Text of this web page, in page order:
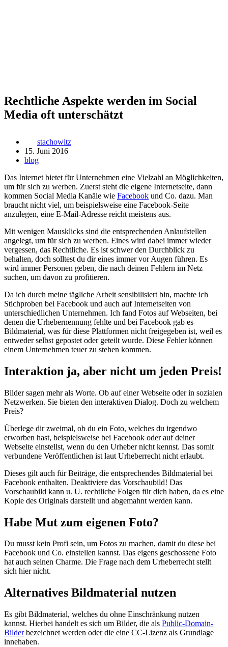
Rechtliche Aspekte werden im Social
Media oft unterschätzt
stachowitz
15. Juni 2016
blog
Das Internet bietet für Unternehmen eine Vielzahl an Möglichkeiten,
um für sich zu werben. Zuerst steht die eigene Internetseite, dann
kommen Social Media Kanäle wie Facebook und Co. dazu. Man
braucht nicht viel, um beispielsweise eine Facebook-Seite
anzulegen, eine E-Mail-Adresse reicht meistens aus.
Mit wenigen Mausklicks sind die entsprechenden Anlaufstellen
angelegt, um für sich zu werben. Eines wird dabei immer wieder
vergessen, das Rechtliche. Es ist schwer den Durchblick zu
behalten, doch solltest du dir eines immer vor Augen führen. Es
wird immer Personen geben, die nach deinen Fehlern im Netz
suchen, um davon zu profitieren.
Da ich durch meine tägliche Arbeit sensibilisiert bin, machte ich
Stichproben bei Facebook und auch auf Internetseiten von
unterschiedlichen Unternehmen. Ich fand Fotos auf Webseiten, bei
denen die Urhebernennung fehlte und bei Facebook gab es
Bildmaterial, was für diese Plattformen nicht freigegeben ist, weil es
entweder selbst gepostet oder geteilt wurde. Diese Fehler können
einem Unternehmen teuer zu stehen kommen.
Interaktion ja, aber nicht um jeden Preis!
Bilder sagen mehr als Worte. Ob auf einer Webseite oder in sozialen
Netzwerken. Sie bieten den interaktiven Dialog. Doch zu welchem
Preis?
Überlege dir zweimal, ob du ein Foto, welches du irgendwo
erworben hast, beispielsweise bei Facebook oder auf deiner
Webseite einstellst, wenn du den Urheber nicht kennst. Das somit
verbundene Veröffentlichen ist laut Urheberrecht nicht erlaubt.
Dieses gilt auch für Beiträge, die entsprechendes Bildmaterial bei
Facebook enthalten. Deaktiviere das Vorschaubild! Das
Vorschaubild kann u. U. rechtliche Folgen für dich haben, da es eine
Kopie des Originals darstellt und abgemahnt werden kann.
Habe Mut zum eigenen Foto?
Du musst kein Profi sein, um Fotos zu machen, damit du diese bei
Facebook und Co. einstellen kannst. Das eigens geschossene Foto
hat auch seinen Charme. Die Frage nach dem Urheberrecht stellt
sich hier nicht.
Alternatives Bildmaterial nutzen
Es gibt Bildmaterial, welches du ohne Einschränkung nutzen
kannst. Hierbei handelt es sich um Bilder, die als Public-Domain-
Bilderbezeichnet werden oder die eine CC-Lizenz als Grundlage
innehaben.